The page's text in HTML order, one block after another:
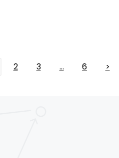
2 3 … 6 >